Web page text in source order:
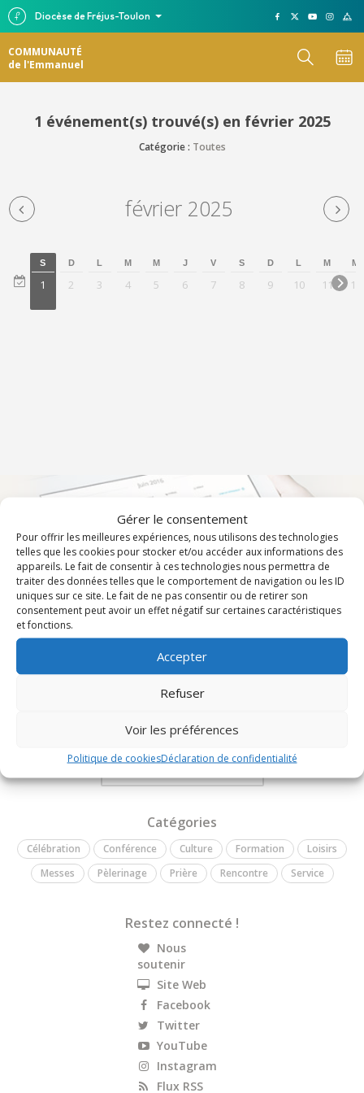
Diocèse de Fréjus-Toulon
Gérer le consentement
Pour offrir les meilleures expériences, nous utilisons des technologies
telles que les cookies pour stocker et/ou accéder aux informations des
appareils. Le fait de consentir à ces technologies nous permettra de
traiter des données telles que le comportement de navigation ou les ID
uniques sur ce site. Le fait de ne pas consentir ou de retirer son
consentement peut avoir un effet négatif sur certaines caractéristiques
et fonctions.
Accepter
Refuser
Voir les préférences
Politique de cookiesDéclaration de confidentialité
COMMUNAUTÉ
de l'Emmanuel
1 événement(s) trouvé(s) en février 2025
Catégorie : Toutes
février 2025
S
1
D
2
L
3
M
4
M
5
J
6
V
7
S
8
D
9
L
10
M
11
M
12
TOUS LES ÉVÉNEMENTS DU DIOCÈSE
Communauté de l’Emmanuel
Bienvenue sur l'agenda de la Communauté de l'Emmanuel du
rencontres, les groupes de prière, les offices, les conférences…
tous les événements qui rythment la vie de la communauté.
Catégories
Célébration Conférence Culture Formation
Loisirs
Messes
Pèlerinage Prière Rencontre Service
Restez connecté !
Nous
soutenir
Site Web
Facebook
Twitter
YouTube
Instagram
Flux RSS